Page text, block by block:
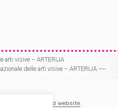
arti visive – ARTERIJA
delle arti visive – ARTERIJA ⋅⋅⋅⋅
Old website